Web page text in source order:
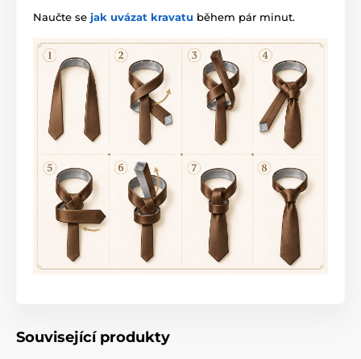
Naučte se jak uvázat kravatu během pár minut.
Související produkty